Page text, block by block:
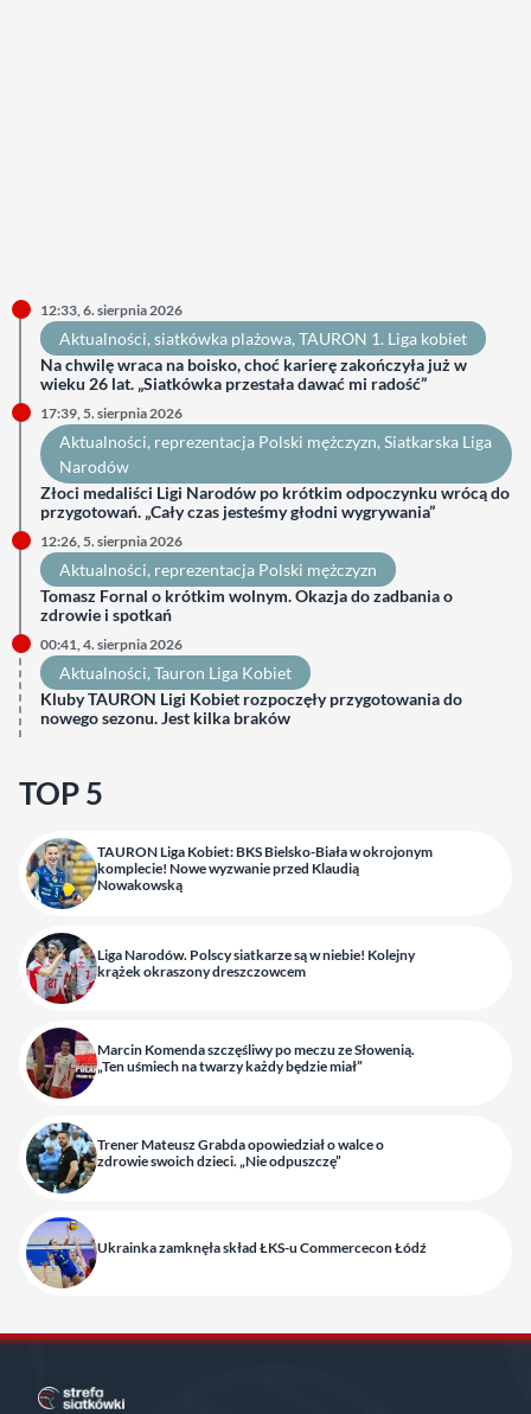
12:33, 6. sierpnia 2026
Aktualności, siatkówka plażowa, TAURON 1. Liga kobiet
Na chwilę wraca na boisko, choć karierę zakończyła już w
wieku 26 lat. „Siatkówka przestała dawać mi radość”
17:39, 5. sierpnia 2026
Aktualności, reprezentacja Polski mężczyzn, Siatkarska Liga
Narodów
Złoci medaliści Ligi Narodów po krótkim odpoczynku wrócą do
przygotowań. „Cały czas jesteśmy głodni wygrywania”
12:26, 5. sierpnia 2026
Aktualności, reprezentacja Polski mężczyzn
Tomasz Fornal o krótkim wolnym. Okazja do zadbania o
zdrowie i spotkań
00:41, 4. sierpnia 2026
Aktualności, Tauron Liga Kobiet
Kluby TAURON Ligi Kobiet rozpoczęły przygotowania do
nowego sezonu. Jest kilka braków
TOP 5
TAURON Liga Kobiet: BKS Bielsko-Biała w okrojonym
komplecie! Nowe wyzwanie przed Klaudią
Nowakowską
Liga Narodów. Polscy siatkarze są w niebie! Kolejny
krążek okraszony dreszczowcem
Marcin Komenda szczęśliwy po meczu ze Słowenią.
„Ten uśmiech na twarzy każdy będzie miał”
Trener Mateusz Grabda opowiedział o walce o
zdrowie swoich dzieci. „Nie odpuszczę”
Ukrainka zamknęła skład ŁKS-u Commercecon Łódź